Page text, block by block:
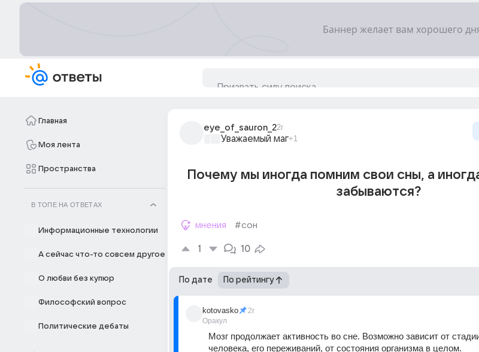
Главная
Моя лента
Пространства
В ТОПЕ НА ОТВЕТАХ
Информационные технологии
А сейчас что-то совсем другое
О любви без купюр
Философский вопрос
Политические дебаты
eye_of_sauron_22г
Уважаемый маг+1
Почему мы иногда помним свои сны, а
забываются?
мнения #сон
1 10
По дате По рейтингу
kotovasko
Оракул
2г
Мозг продолжает активность во сне. Возможно зависит от
человека, его переживаний, от состояния организма в целом.